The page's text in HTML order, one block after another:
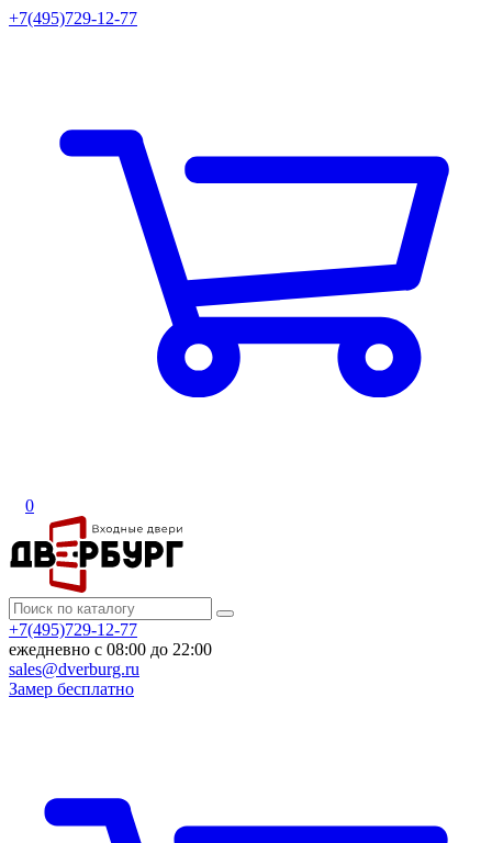
+7(495)729-12-77
0
+7(495)729-12-77
ежедневно с 08:00 до 22:00
sales@dverburg.ru
Замер бесплатно